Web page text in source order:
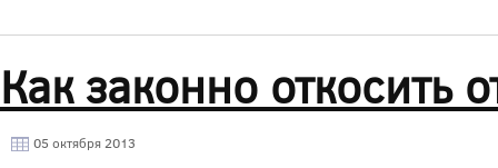
Как законно откосить
05 октября 2013